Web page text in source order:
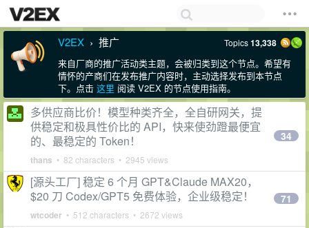
V2EX › 推广 Topics13,338
来自厂商的推广活动类主题，会被归类到这个节点。希望有
情怀的产商们在发布推广内容时，主动选择发布到本节点
下。点击 这里 阅读 V2EX 的节点使用指南。
多供应商比价！模型种类齐全，全自研网关，提
供稳定和极具性价比的 API，快来使劲蹬最便宜
的、最稳定的 Token！
thans • 82 characters • 2945 views
34
[源头工厂] 稳定 6 个月 GPT&Claude MAX20，
$20 刀 Codex/GPT5 免费体验，企业级稳定！
wtcoder • 512 characters • 2672 views
71